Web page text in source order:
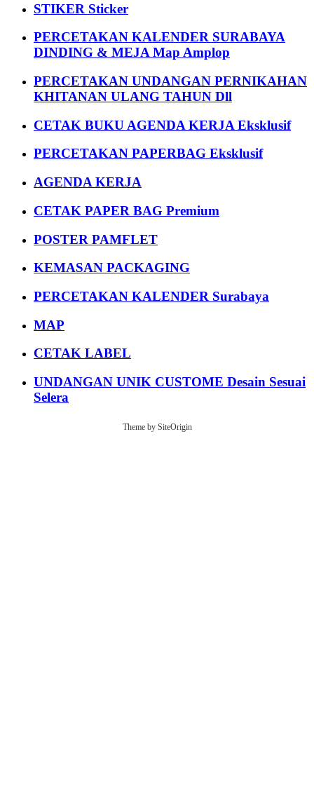
STIKER Sticker
PERCETAKAN KALENDER SURABAYA
DINDING & MEJA Map Amplop
PERCETAKAN UNDANGAN PERNIKAHAN
KHITANAN ULANG TAHUN Dll
CETAK BUKU AGENDA KERJA Eksklusif
PERCETAKAN PAPERBAG Eksklusif
AGENDA KERJA
CETAK PAPER BAG Premium
POSTER PAMFLET
KEMASAN PACKAGING
PERCETAKAN KALENDER Surabaya
MAP
CETAK LABEL
UNDANGAN UNIK CUSTOME Desain Sesuai
Selera
Theme by SiteOrigin